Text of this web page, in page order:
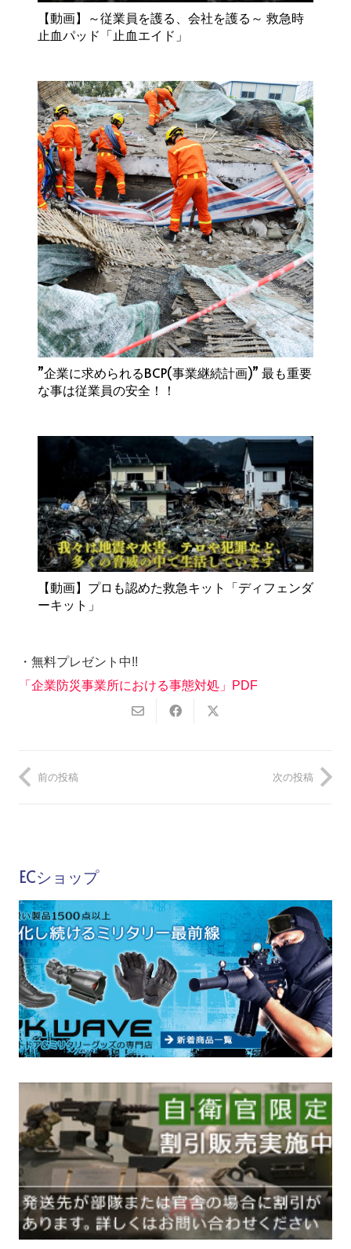
【動画】～従業員を護る、会社を護る～ 救急時
止血パッド「止血エイド」
”企業に求められるBCP(事業継続計画)” 最も重要
な事は従業員の安全！！
【動画】プロも認めた救急キット「ディフェンダ
ーキット」
・無料プレゼント中!!
「企業防災事業所における事態対処」PDF
前の投稿 次の投稿
ECショップ